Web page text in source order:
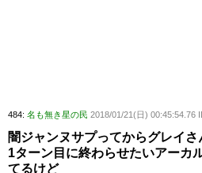
484: 名も無き星の民 2018/01/21(日) 00:45:54.76
闇ジャンヌサプってからグレイ
1ターン目に終わらせたいアーカ
てるけど